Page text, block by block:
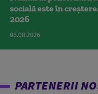
socială este în
2026
08.08.2026
PARTENERII